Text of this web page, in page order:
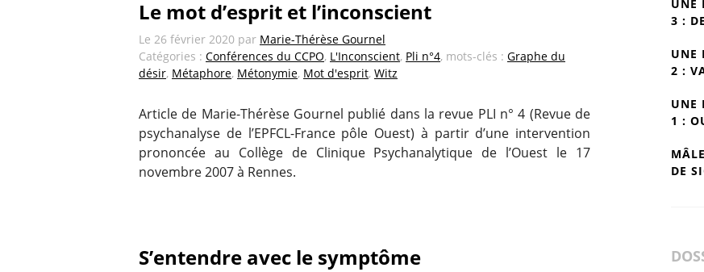
Le mot d’esprit et l’inconscient
Le 26 février 2020 par Marie-Thérèse Gournel
Catégories : Conférences du CCPO, L'Inconscient, Pli n°4, mots-clés : Graphe du
désir, Métaphore, Métonymie, Mot d'esprit, Witz
Article de Marie-Thérèse Gournel publié dans la revue PLI n° 4 (Revue de
psychanalyse de l’EPFCL-France pôle Ouest) à partir d’une intervention
prononcée au Collège de Clinique Psychanalytique de l’Ouest le 17
novembre 2007 à Rennes.
S’entendre avec le symptôme
UNE
3 :
UNE
2 :
UNE
1 :
DE